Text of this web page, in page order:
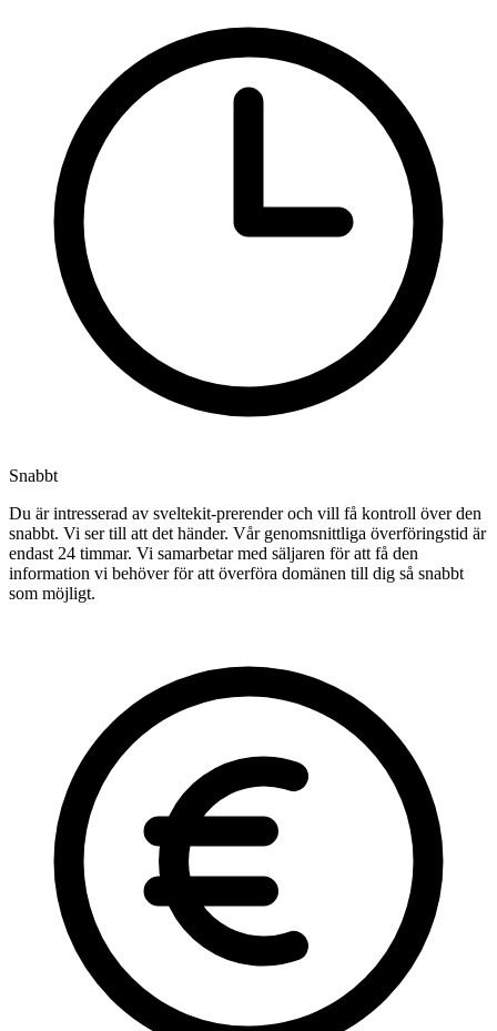
Snabbt
Du är intresserad av sveltekit-prerender och vill få kontroll över den
snabbt. Vi ser till att det händer. Vår genomsnittliga överföringstid är
endast 24 timmar. Vi samarbetar med säljaren för att få den
information vi behöver för att överföra domänen till dig så snabbt
som möjligt.